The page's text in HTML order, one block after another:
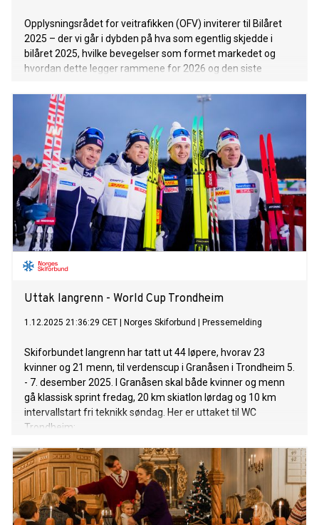
Opplysningsrådet for veitrafikken (OFV) inviterer til Bilåret
2025 – der vi går i dybden på hva som egentlig skjedde i
bilåret 2025, hvilke bevegelser som formet markedet og
hvordan dette legger rammene for 2026 og den siste
bilmarkedet. Kraftige avgiftsendringer, tøffere økonomiske
rammer, nye aktører og et historisk teknologiskifte satte
hele bransjen på prøve.
Uttak langrenn - World Cup Trondheim
1.12.2025 21:36:29 CET Norges Skiforbund Pressemelding
Skiforbundet langrenn har tatt ut 44 løpere, hvorav 23
kvinner og 21 menn, til verdenscup i Granåsen i Trondheim 5.
- 7. desember 2025. I Granåsen skal både kvinner og menn
gå klassisk sprint fredag, 20 km skiatlon lørdag og 10 km
intervallstart fri teknikk søndag. Her er uttaket til WC
Trondheim: